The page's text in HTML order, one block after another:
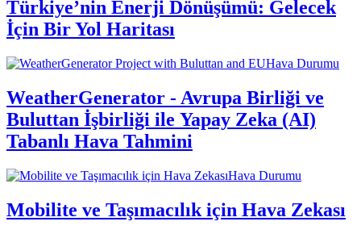
Türkiye’nin Enerji Dönüşümü: Gelecek
İçin Bir Yol Haritası
Hava Durumu
WeatherGenerator - Avrupa Birliği ve
Buluttan İşbirliği ile Yapay Zeka (AI)
Tabanlı Hava Tahmini
Hava Durumu
Mobilite ve Taşımacılık için Hava Zekası